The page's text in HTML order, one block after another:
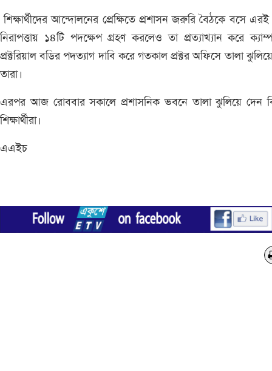
শিক্ষার্থীদের আন্দোলনের প্রেক্ষিতে প্রশাসন জরুরি বৈঠকে বসে এরই
নিরাপত্তায় ১৪টি পদক্ষেপ গ্রহণ করলেও তা প্রত‍্যাখ‍্যান করে
প্রক্টরিয়াল বডির পদত‍্যাগ দাবি করে গতকাল প্রক্টর অফিসে তালা
তারা।
এরপর আজ রোববার সকালে প্রশাসনিক ভবনে তালা ঝুলিয়ে দেন
শিক্ষার্থীরা।
এএইচ